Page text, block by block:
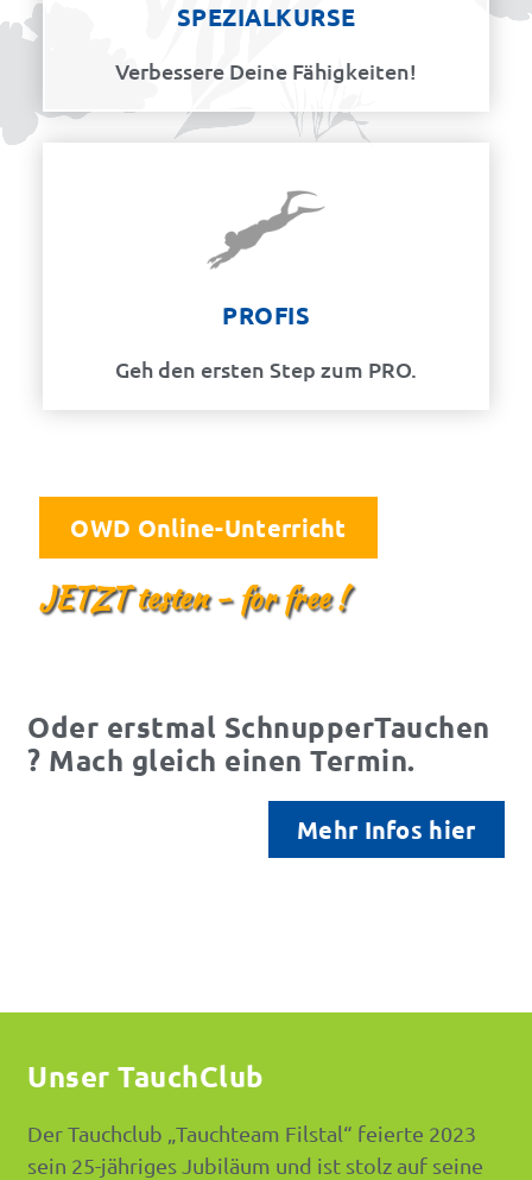
SPEZIALKURSE
Verbessere Deine Fähigkeiten!​
PROFIS
Geh den ersten Step zum PRO.
OWD Online-Unterricht
JETZT testen - for free !
Oder erstmal SchnupperTauchen
? Mach gleich einen Termin.
Mehr Infos hier
Unser TauchClub
Der Tauchclub „Tauchteam Filstal“ feierte 2023
sein 25-jähriges Jubiläum und ist stolz auf seine